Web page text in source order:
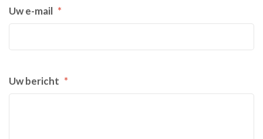
Uw e-mail *
Uw bericht *